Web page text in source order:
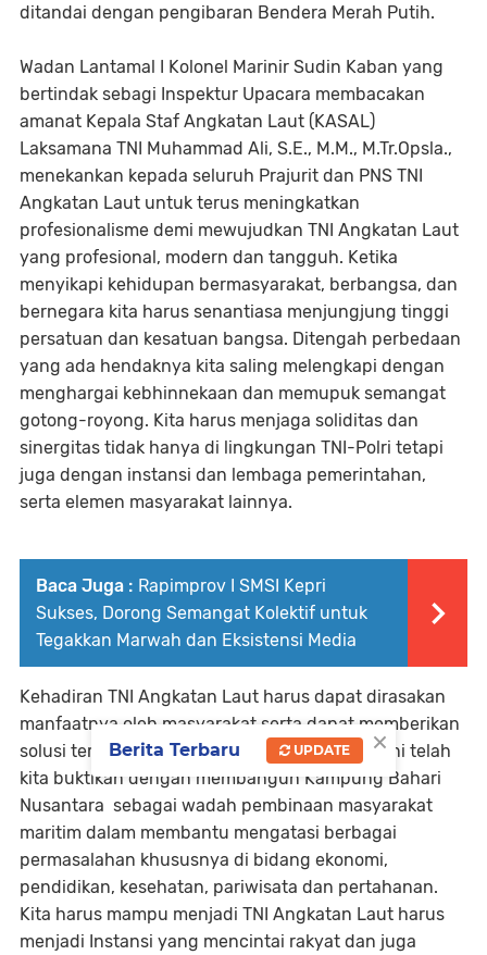
ditandai dengan pengibaran Bendera Merah Putih.
Wadan Lantamal I Kolonel Marinir Sudin Kaban yang
bertindak sebagi Inspektur Upacara membacakan
amanat Kepala Staf Angkatan Laut (KASAL)
Laksamana TNI Muhammad Ali, S.E., M.M., M.Tr.Opsla.,
menekankan kepada seluruh Prajurit dan PNS TNI
Angkatan Laut untuk terus meningkatkan
profesionalisme demi mewujudkan TNI Angkatan Laut
yang profesional, modern dan tangguh. Ketika
menyikapi kehidupan bermasyarakat, berbangsa, dan
bernegara kita harus senantiasa menjungjung tinggi
persatuan dan kesatuan bangsa. Ditengah perbedaan
yang ada hendaknya kita saling melengkapi dengan
menghargai kebhinnekaan dan memupuk semangat
gotong-royong. Kita harus menjaga soliditas dan
sinergitas tidak hanya di lingkungan TNI-Polri tetapi
juga dengan instansi dan lembaga pemerintahan,
serta elemen masyarakat lainnya.
Baca Juga : Rapimprov I SMSI Kepri
Sukses, Dorong Semangat Kolektif untuk
Tegakkan Marwah dan Eksistensi Media
Kehadiran TNI Angkatan Laut harus dapat dirasakan
manfaatnya oleh masyarakat serta dapat memberikan
solusi terhadap permasalahan yang ada. Hal ini telah
kita buktikan dengan membangun Kampung Bahari
Nusantara sebagai wadah pembinaan masyarakat
maritim dalam membantu mengatasi berbagai
permasalahan khususnya di bidang ekonomi,
pendidikan, kesehatan, pariwisata dan pertahanan.
Kita harus mampu menjadi TNI Angkatan Laut harus
menjadi Instansi yang mencintai rakyat dan juga
×
Berita Terbaru UPDATE